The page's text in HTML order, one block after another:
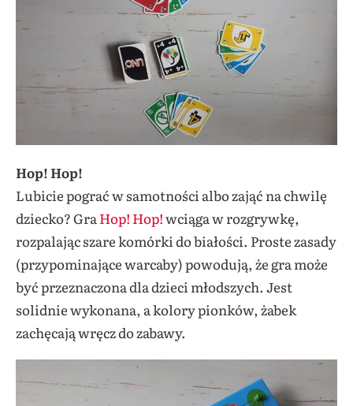
Hop! Hop!
Lubicie pograć w samotności albo zająć na chwilę
dziecko? GraHop! Hop!wciąga w rozgrywkę,
rozpalając szare komórki do białości. Proste zasady
(przypominające warcaby) powodują, że gra może
być przeznaczona dla dzieci młodszych. Jest
solidnie wykonana, a kolory pionków, żabek
zachęcają wręcz do zabawy.